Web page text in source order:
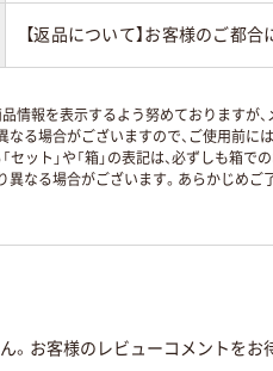
【返品について】お客様のご都
情報を表示するよう努めておりますが、
る場合がございますので、ご使用前に
セット」や「箱」の表記は、必ずしも箱
なる場合がございます。あらかじめご
。お客様のレビューコメントをお